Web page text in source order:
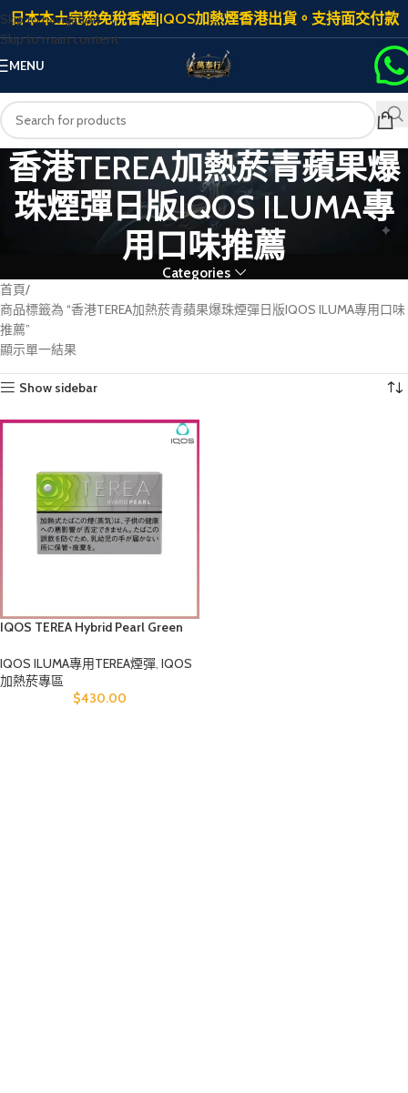
Skip to navigation
Skip to main content
日本本土完稅免稅香煙|IQOS加熱煙香港出貨。支持面交付款
MENU
香港TEREA加熱菸青蘋果爆
珠煙彈日版IQOS ILUMA專
用口味推薦
Categories
首頁
商品標籤為 “香港TEREA加熱菸青蘋果爆珠煙彈日版IQOS ILUMA專用口味
推薦”
顯示單一結果
Show sidebar
IQOS TEREA Hybrid Pearl Green
IQOS ILUMA專用TEREA煙彈 IQOS
加熱菸專區
$430.00